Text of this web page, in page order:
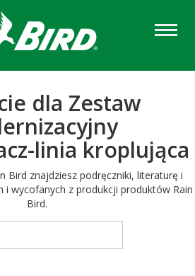
dla Zestaw
linia kroplująca
Bird znajdziesz podręczniki, literaturę i
i wycofanych z produkcji produktów Rain
Bird.